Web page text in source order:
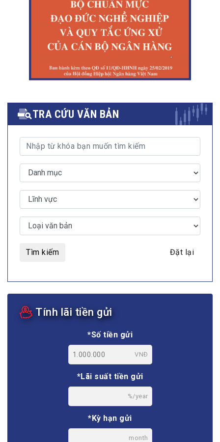
TRA CỨU VĂN BẢN
Tìm kiếm Đặt lại
Tính lãi tiền gửi
*Số tiền gửi
VNĐ
*Lãi suất tiền gửi
%/year
*Kỳ hạn gửi
month